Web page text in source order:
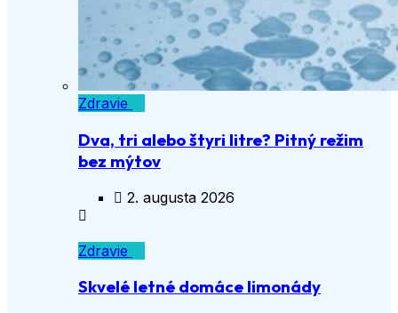
Zdravie
Dva, tri alebo štyri litre? Pitný režim
bez mýtov
2. augusta 2026
Zdravie
Skvelé letné domáce limonády